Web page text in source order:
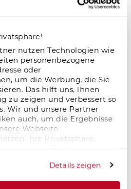
nutzen Technologien wie
personenbezogene
oder
um die Werbung, die Sie
Das hilft uns, Ihnen
zu zeigen und verbessert so
Wir und unsere Partner
auch, um die Ergebnisse
Webseite
Ihre Privatsphäre.
hiermit um Erlaubnis zum
Details zeigen
Nachfrage und attraktive
überzeugen mit
stabiler Auslastung und
– ein
im deutschen
– neue Dynamik